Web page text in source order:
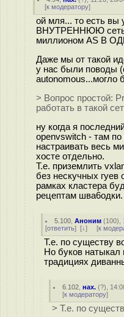
[к модератору]
ой мля... то есть вы
ВНУТРЕННЮЮ сеть
миллионом AS В
Даже мы от такой
у нас были поводы
autonomous...могло
> Вопрос простой:
работать в такой
ну когда я
openvswitch - там
настраивать весь
хосте отдельно.
Т.е. приземлить
без нескучных гуев
рамках кластера
рецептам
5.100 ,Аноним (100),
[ответить] [↓] [к
Т.е. по существу
Но буков
традициях
6.102 ,нах. (?),
[к модератору]
> Т.е. по